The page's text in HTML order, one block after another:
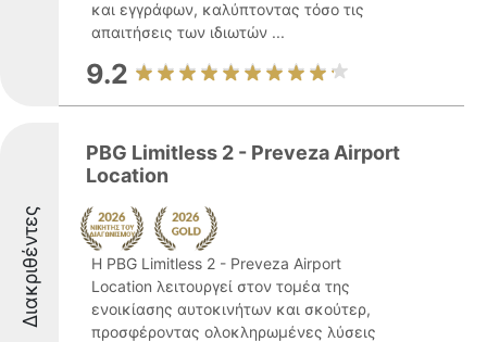
και εγγράφων, καλύπτοντας τόσο τις
απαιτήσεις των ιδιωτών ...
9.2
Διακριθέντες
PBG Limitless 2 - Preveza Airport
Location
Η PBG Limitless 2 - Preveza Airport
Location λειτουργεί στον τομέα της
ενοικίασης αυτοκινήτων και σκούτερ,
προσφέροντας ολοκληρωμένες λύσεις